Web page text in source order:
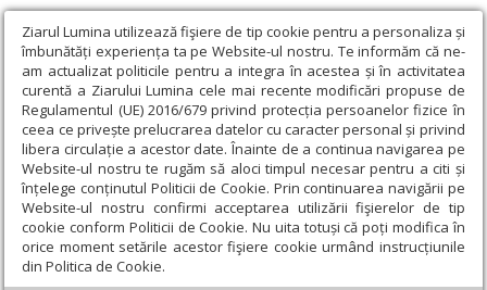
Ziarul Lumina utilizează fişiere de tip cookie pentru a personaliza și
îmbunătăți experiența ta pe Website-ul nostru. Te informăm că ne-
am actualizat politicile pentru a integra în acestea și în activitatea
curentă a Ziarului Lumina cele mai recente modificări propuse de
Regulamentul (UE) 2016/679 privind protecția persoanelor fizice în
ceea ce privește prelucrarea datelor cu caracter personal și privind
libera circulație a acestor date. Înainte de a continua navigarea pe
Website-ul nostru te rugăm să aloci timpul necesar pentru a citi și
înțelege conținutul Politicii de Cookie. Prin continuarea navigării pe
Website-ul nostru confirmi acceptarea utilizării fişierelor de tip
cookie conform Politicii de Cookie. Nu uita totuși că poți modifica în
orice moment setările acestor fişiere cookie urmând instrucțiunile
din Politica de Cookie.
Ziarul Lumina › Actualitate religioasă › Diaspora › Pomenirea
eroilor români în Bihorul Unguresc
Pomenirea eroilor români în Bihorul
Unguresc